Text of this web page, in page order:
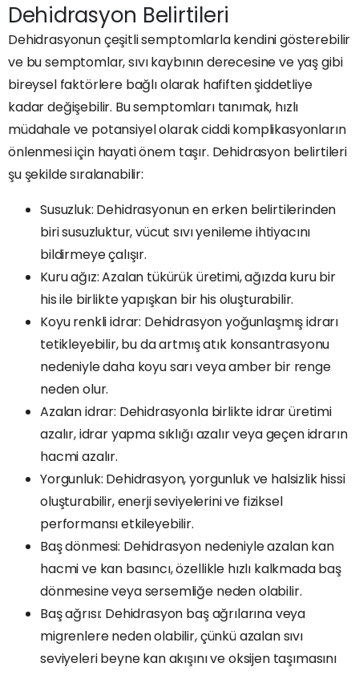
Dehidrasyon Belirtileri
Dehidrasyonun çeşitli semptomlarla kendini gösterebilir
ve bu semptomlar, sıvı kaybının derecesine ve yaş gibi
bireysel faktörlere bağlı olarak hafiften şiddetliye
kadar değişebilir. Bu semptomları tanımak, hızlı
müdahale ve potansiyel olarak ciddi komplikasyonların
önlenmesi için hayati önem taşır. Dehidrasyon belirtileri
şu şekilde sıralanabilir:
Susuzluk: Dehidrasyonun en erken belirtilerinden
biri susuzluktur, vücut sıvı yenileme ihtiyacını
bildirmeye çalışır.
Kuru ağız: Azalan tükürük üretimi, ağızda kuru bir
his ile birlikte yapışkan bir his oluşturabilir.
Koyu renkli idrar: Dehidrasyon yoğunlaşmış idrarı
tetikleyebilir, bu da artmış atık konsantrasyonu
nedeniyle daha koyu sarı veya amber bir renge
neden olur.
Azalan idrar: Dehidrasyonla birlikte idrar üretimi
azalır, idrar yapma sıklığı azalır veya geçen idrarın
hacmi azalır.
Yorgunluk: Dehidrasyon, yorgunluk ve halsizlik hissi
oluşturabilir, enerji seviyelerini ve fiziksel
performansı etkileyebilir.
Baş dönmesi: Dehidrasyon nedeniyle azalan kan
hacmi ve kan basıncı, özellikle hızlı kalkmada baş
dönmesine veya sersemliğe neden olabilir.
Baş ağrısı: Dehidrasyon baş ağrılarına veya
migrenlere neden olabilir, çünkü azalan sıvı
seviyeleri beyne kan akışını ve oksijen taşımasını